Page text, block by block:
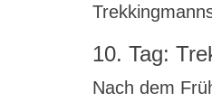
10. Tag:
Nach dem